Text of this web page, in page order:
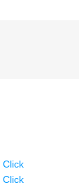
Click
Click